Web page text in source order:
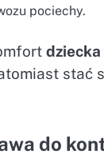
pociechy.
dziecka
stać
do